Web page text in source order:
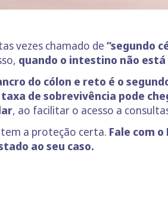
vezes chamado de “segundo
quando o intestino não
do cólon e reto é o
taxa de sobrevivência pode
, ao facilitar o acesso a
a proteção certa. Fale com
ao seu caso.